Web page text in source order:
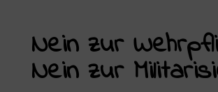
Nein zur
Nein zur